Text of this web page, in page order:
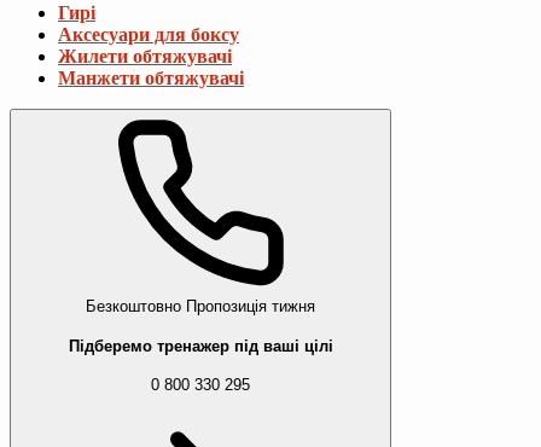
Гирі
Аксесуари для боксу
Жилети обтяжувачі
Манжети обтяжувачі
Безкоштовно Пропозиція тижня
Підберемо тренажер під ваші цілі
0 800 330 295